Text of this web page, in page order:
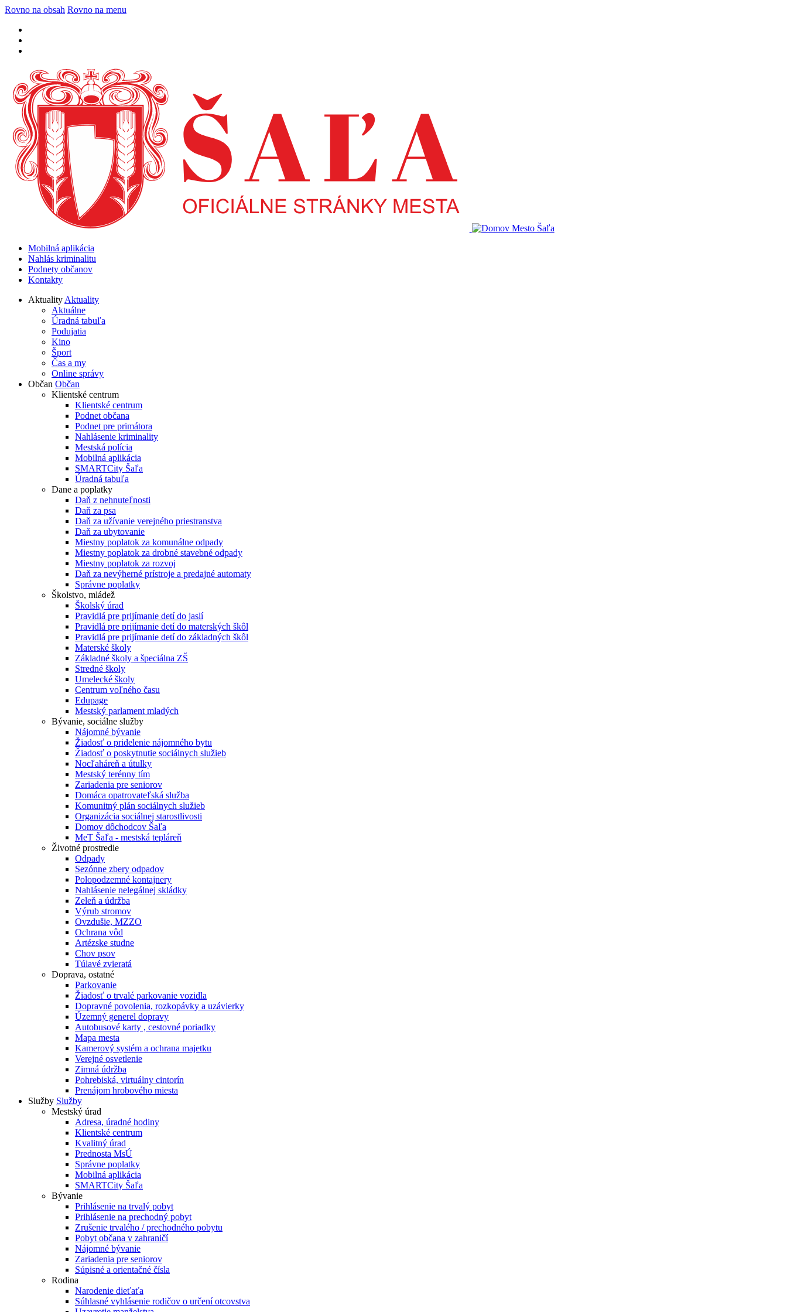
Rovno na obsah Rovno na menu
Mobilná aplikácia
Nahlás kriminalitu
Podnety občanov
Kontakty
AktualityAktuality
Aktuálne
Úradná tabuľa
Podujatia
Kino
Šport
Čas a my
Online správy
Občan Občan
Klientské centrum
Klientské centrum
Podnet občana
Podnet pre primátora
Nahlásenie kriminality
Mestská polícia
Mobilná aplikácia
SMARTCity Šaľa
Úradná tabuľa
Dane a poplatky
Daň z nehnuteľnosti
Daň za psa
Daň za užívanie verejného priestranstva
Daň za ubytovanie
Miestny poplatok za komunálne odpady
Miestny poplatok za drobné stavebné odpady
Miestny poplatok za rozvoj
Daň za nevýherné prístroje a predajné automaty
Správne poplatky
Školstvo, mládež
Školský úrad
Pravidlá pre prijímanie detí do jaslí
Pravidlá pre prijímanie detí do materských škôl
Pravidlá pre prijímanie detí do základných škôl
Materské školy
Základné školy a špeciálna ZŠ
Stredné školy
Umelecké školy
Centrum voľného času
Edupage
Mestský parlament mladých
Bývanie, sociálne služby
Nájomné bývanie
Žiadosť o pridelenie nájomného bytu
Žiadosť o poskytnutie sociálnych služieb
Nocľaháreň a útulky
Mestský terénny tím
Zariadenia pre seniorov
Domáca opatrovateľská služba
Komunitný plán sociálnych služieb
Organizácia sociálnej starostlivosti
Domov dôchodcov Šaľa
MeT Šaľa - mestská tepláreň
Životné prostredie
Odpady
Sezónne zbery odpadov
Polopodzemné kontajnery
Nahlásenie nelegálnej skládky
Zeleň a údržba
Výrub stromov
Ovzdušie, MZZO
Ochrana vôd
Artézske studne
Chov psov
Túlavé zvieratá
Doprava, ostatné
Parkovanie
Žiadosť o trvalé parkovanie vozidla
Dopravné povolenia, rozkopávky a uzávierky
Územný generel dopravy
Autobusové karty , cestovné poriadky
Mapa mesta
Kamerový systém a ochrana majetku
Verejné osvetlenie
Zimná údržba
Pohrebiská, virtuálny cintorín
Prenájom hrobového miesta
Služby Služby
Mestský úrad
Adresa, úradné hodiny
Klientské centrum
Kvalitný úrad
Prednosta MsÚ
Správne poplatky
Mobilná aplikácia
SMARTCity Šaľa
Bývanie
Prihlásenie na trvalý pobyt
Prihlásenie na prechodný pobyt
Zrušenie trvalého / prechodného pobytu
Pobyt občana v zahraničí
Nájomné bývanie
Zariadenia pre seniorov
Súpisné a orientačné čísla
Rodina
Narodenie dieťaťa
Súhlasné vyhlásenie rodičov o určení otcovstva